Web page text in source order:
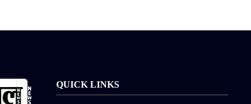
QUICK LINKS